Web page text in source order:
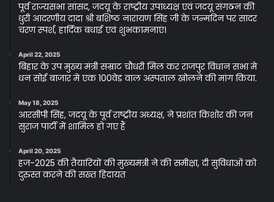
पूर्व राज्यसभा सांसद, जदयू के राष्ट्रीय उपाध्यक्ष एवं जदयू संगठन की
धुरी आदरणीय दादा श्री बशिष्ठ नारायण सिंह जी के जन्मदिन पर सादर
चरण स्पर्श, हार्दिक बधाई एवं शुभकामनाएं।
April 22, 2025
बिहार के उप मुख्य मंत्री सम्राट चौधरी मिल कर राजपुर विधान सभा मे
धन सोई बाजार मे एक 100वेड वाल अस्पताल खोलने की मांग किया.
May 18, 2025
आरसीपी सिंह, जदयू के पूर्व राष्ट्रीय अध्यक्ष, ने प्रशांत किशोर की जन
सुराज पार्टी में शामिल हो गए हैं
April 20, 2025
हज-2025 की तैयारियों की मुख्यमंत्री ने की समीक्षा, दी सुविधाओं को
दुरुस्त करने की सख्त हिदायत